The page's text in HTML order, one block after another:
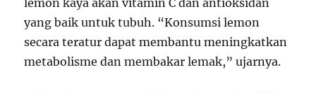
lemon kaya akan vitamin C dan antioksidan
yang baik untuk tubuh. “Konsumsi lemon
secara teratur dapat membantu meningkatkan
metabolisme dan membakar lemak,” ujarnya.